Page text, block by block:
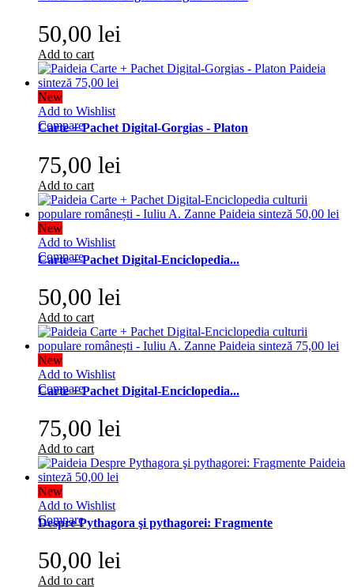
50,00 lei
Add to cart
New
Add to Wishlist
Compare
Carte + Pachet Digital-Gorgias - Platon
75,00 lei
Add to cart
New
Add to Wishlist
Compare
Carte + Pachet Digital-Enciclopedia...
50,00 lei
Add to cart
New
Add to Wishlist
Compare
Carte + Pachet Digital-Enciclopedia...
75,00 lei
Add to cart
New
Add to Wishlist
Compare
Despre Pythagora şi pythagorei: Fragmente
50,00 lei
Add to cart